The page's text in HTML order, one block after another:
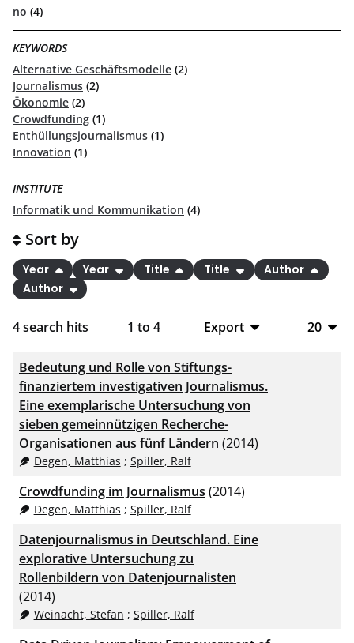
no (4)
KEYWORDS
Alternative Geschäftsmodelle (2)
Journalismus (2)
Ökonomie (2)
Crowdfunding (1)
Enthüllungsjournalismus (1)
Innovation (1)
INSTITUTE
Informatik und Kommunikation (4)
4search hits 1 to 4
Export
CSV
RIS
XML
20
Sort by
Year Year Title Title
Author
Author
Bedeutung und Rolle von Stiftungs-
finanziertem investigativen Journalismus.
Eine exemplarische Untersuchung von
sieben gemeinnützigen Recherche-
Organisationen aus fünf Ländern (2014)
Degen, Matthias ; Spiller, Ralf
Crowdfunding im Journalismus (2014)
Degen, Matthias ; Spiller, Ralf
Datenjournalismus in Deutschland. Eine
explorative Untersuchung zu
Rollenbildern von Datenjournalisten
(2014)
Weinacht, Stefan ; Spiller, Ralf